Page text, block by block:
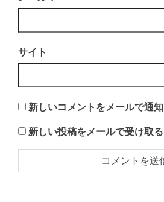
サイト
新しいコメントをメールで通知
新しい投稿をメールで受け取る